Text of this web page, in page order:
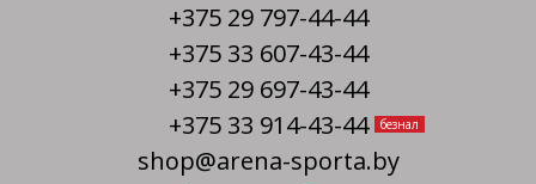
+375 29 797-44-44
+375 33 607-43-44
+375 29 697-43-44
+375 33 914-43-44
безнал
shop@arena-sporta.by